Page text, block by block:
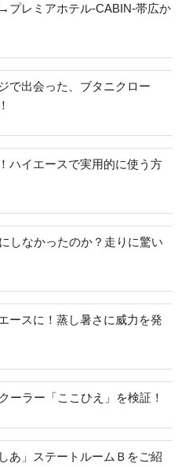
プレミアホテル-CABIN-帯広か
で出会った、ブタニクロー
ハイエースで実用的に使う方
しなかったのか？走りに驚い
ースに！蒸し暑さに威力を発
ーラー「ここひえ」を検証！
あ」ステートルームＢをご紹